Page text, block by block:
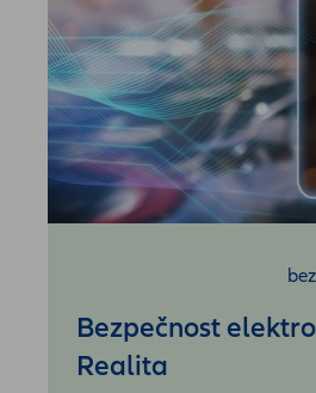
Bezpečnost
Realita